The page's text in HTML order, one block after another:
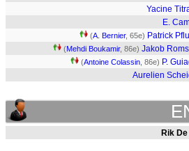
Yacine
E.
(A. Bernier, 65e) Patrick
(Mehdi Boukamir, 86e) Jakob
(Antoine Colassin , 86e) P.
Aurelien
Rik De